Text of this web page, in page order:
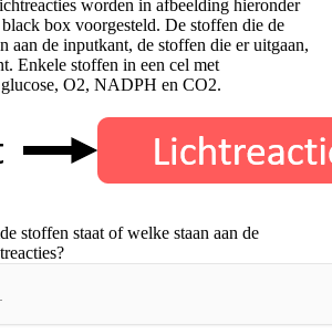
niet
Iets anders
worden in afbeelding hieronder
box voorgesteld. De stoffen die de
aan de inputkant, de stoffen die er uitgaan,
Enkele stoffen in een cel met
O2, NADPH en CO2.
stoffen staat of welke staan aan de